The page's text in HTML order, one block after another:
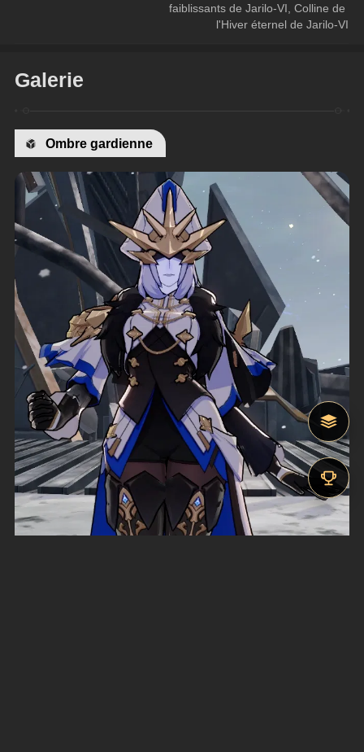
faiblissants de Jarilo-VI, Colline de
l'Hiver éternel de Jarilo-VI
Galerie
Ombre gardienne